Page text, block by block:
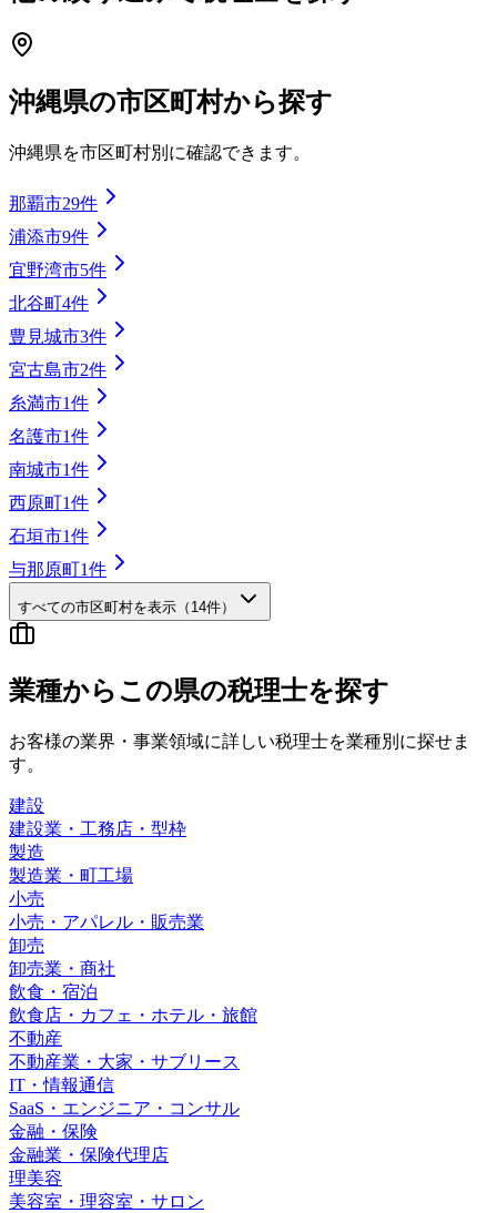
沖縄県の市区町村から探す
沖縄県を市区町村別に確認できます。
那覇市29件
浦添市9件
宜野湾市5件
北谷町4件
豊見城市3件
宮古島市2件
糸満市1件
名護市1件
南城市1件
西原町1件
石垣市1件
与那原町1件
すべての市区町村を表示（ 14件）
業種からこの県の税理士を探す
お客様の業界・事業領域に詳しい税理士を業種別に探せま
す。
建設
建設業・工務店・型枠
製造
製造業・町工場
小売
小売・アパレル・販売業
卸売
卸売業・商社
飲食・宿泊
飲食店・カフェ・ホテル・旅館
不動産
不動産業・大家・サブリース
IT・情報通信
SaaS・エンジニア・コンサル
金融・保険
金融業・保険代理店
理美容
美容室・理容室・サロン